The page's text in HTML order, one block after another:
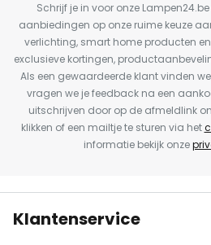
Schrijf je in voor onze
aanbiedingen op onze ruime keuze
verlichting, smart home producten
exclusieve kortingen,
Als een gewaardeerde klant vinden
vragen we je feedback na een
uitschrijven door op de afmeldlink
klikken of een mailtje te sturen via het
informatie bekijk onze
Klantenservice